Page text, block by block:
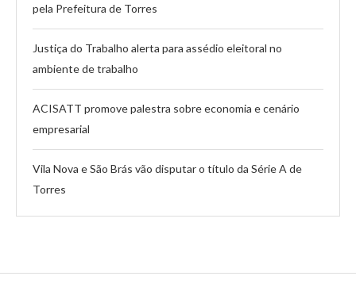
pela Prefeitura de Torres
Justiça do Trabalho alerta para assédio eleitoral no
ambiente de trabalho
ACISATT promove palestra sobre economia e cenário
empresarial
Vila Nova e São Brás vão disputar o título da Série A de
Torres